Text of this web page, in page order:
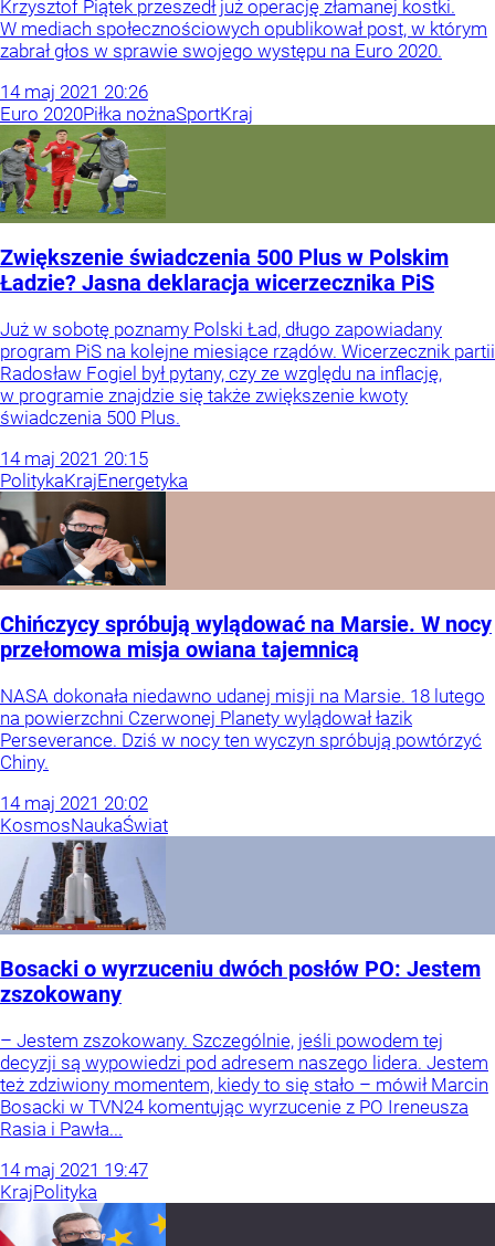
Krzysztof Piątek przeszedł już operację złamanej kostki.
W mediach społecznościowych opublikował post, w którym
zabrał głos w sprawie swojego występu na Euro 2020.
14 maj 2021 20:26
Euro 2020Piłka nożnaSportKraj
Zwiększenie świadczenia 500 Plus w Polskim
Ładzie? Jasna deklaracja wicerzecznika PiS
Już w sobotę poznamy Polski Ład, długo zapowiadany
program PiS na kolejne miesiące rządów. Wicerzecznik partii
Radosław Fogiel był pytany, czy ze względu na inflację,
w programie znajdzie się także zwiększenie kwoty
świadczenia 500 Plus.
14 maj 2021 20:15
PolitykaKrajEnergetyka
Chińczycy spróbują wylądować na Marsie. W nocy
przełomowa misja owiana tajemnicą
NASA dokonała niedawno udanej misji na Marsie. 18 lutego
na powierzchni Czerwonej Planety wylądował łazik
Perseverance. Dziś w nocy ten wyczyn spróbują powtórzyć
Chiny.
14 maj 2021 20:02
KosmosNaukaŚwiat
Bosacki o wyrzuceniu dwóch posłów PO: Jestem
zszokowany
– Jestem zszokowany. Szczególnie, jeśli powodem tej
decyzji są wypowiedzi pod adresem naszego lidera. Jestem
też zdziwiony momentem, kiedy to się stało – mówił Marcin
Bosacki w TVN24 komentując wyrzucenie z PO Ireneusza
Rasia i Pawła...
14 maj 2021 19:47
KrajPolityka